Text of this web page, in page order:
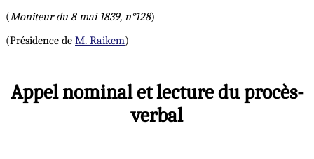
(Moniteur du 8 mai 1839, n°128)
(Présidence de M. Raikem)
Appel nominal et lecture du procès-
verbal